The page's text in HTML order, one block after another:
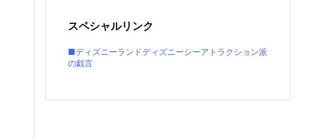
スペシャルリンク
■ディズニーランドディズニーシーアトラクション派
の戯言